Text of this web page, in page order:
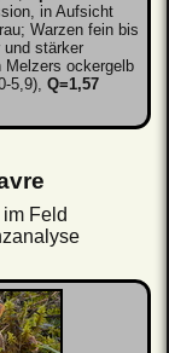
in Aufsicht
Warzen fein bis
und stärker
Melzers ockergelb
5,9), Q=1,57
Feld